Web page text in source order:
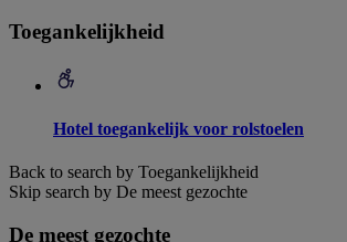
Toegankelijkheid
Hotel toegankelijk voor rolstoelen
Back to search by Toegankelijkheid
Skip search by De meest gezochte
De meest gezochte